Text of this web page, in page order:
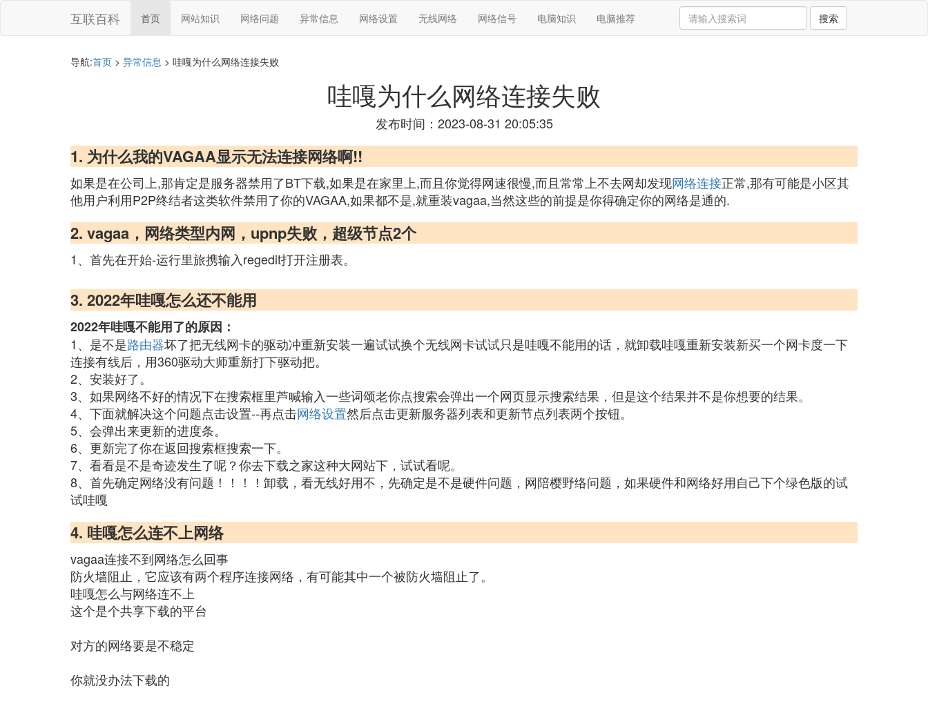
互联百科 首页 网站知识 网络问题 异常信息 网络设置 无线网络 网络信号 电脑知识 电脑推荐 搜索
导航:首页 > 异常信息 > 哇嘎为什么网络连接失败
哇嘎为什么网络连接失败
发布时间：2023-08-31 20:05:35
1. 为什么我的VAGAA显示无法连接网络啊!!
如果是在公司上,那肯定是服务器禁用了BT下载,如果是在家里上,而且你觉得网速很慢,而且常常上不去网却发现网络连接正常,那有可能是小区其
他用户利用P2P终结者这类软件禁用了你的VAGAA,如果都不是,就重装vagaa,当然这些的前提是你得确定你的网络是通的.
2. vagaa，网络类型内网，upnp失败，超级节点2个
1、首先在开始-运行里旅携输入regedit打开注册表。
3. 2022年哇嘎怎么还不能用
2022年哇嘎不能用了的原因：
1、是不是路由器坏了把无线网卡的驱动冲重新安装一遍试试换个无线网卡试试只是哇嘎不能用的话，就卸载哇嘎重新安装新买一个网卡度一下
连接有线后，用360驱动大师重新打下驱动把。
2、安装好了。
3、如果网络不好的情况下在搜索框里芦喊输入一些词颂老你点搜索会弹出一个网页显示搜索结果，但是这个结果并不是你想要的结果。
4、下面就解决这个问题点击设置--再点击网络设置然后点击更新服务器列表和更新节点列表两个按钮。
5、会弹出来更新的进度条。
6、更新完了你在返回搜索框搜索一下。
7、看看是不是奇迹发生了呢？你去下载之家这种大网站下，试试看呢。
8、首先确定网络没有问题！！！！卸载，看无线好用不，先确定是不是硬件问题，网陪樱野络问题，如果硬件和网络好用自己下个绿色版的试
试哇嘎
4. 哇嘎怎么连不上网络
vagaa连接不到网络怎么回事
防火墙阻止，它应该有两个程序连接网络，有可能其中一个被防火墙阻止了。
哇嘎怎么与网络连不上
这个是个共享下载的平台
对方的网络要是不稳定
你就没办法下载的